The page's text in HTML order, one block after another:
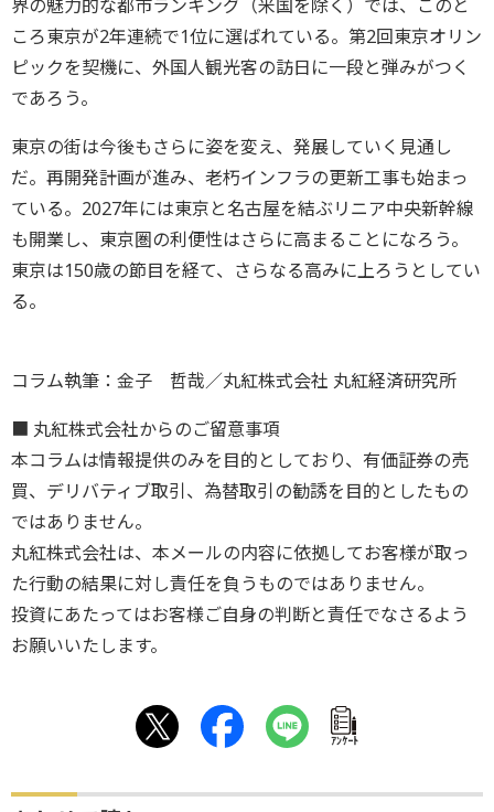
界の魅力的な都市ランキング（米国を除く）では、このと
ころ東京が2年連続で1位に選ばれている。第2回東京オリン
ピックを契機に、外国人観光客の訪日に一段と弾みがつく
であろう。
東京の街は今後もさらに姿を変え、発展していく見通し
だ。再開発計画が進み、老朽インフラの更新工事も始まっ
ている。2027年には東京と名古屋を結ぶリニア中央新幹線
も開業し、東京圏の利便性はさらに高まることになろう。
東京は150歳の節目を経て、さらなる高みに上ろうとしてい
る。
コラム執筆：金子 哲哉／丸紅株式会社 丸紅経済研究所
■ 丸紅株式会社からのご留意事項
本コラムは情報提供のみを目的としており、有価証券の売
買、デリバティブ取引、為替取引の勧誘を目的としたもの
ではありません。
丸紅株式会社は、本メールの内容に依拠してお客様が取っ
た行動の結果に対し責任を負うものではありません。
投資にあたってはお客様ご自身の判断と責任でなさるよう
お願いいたします。
ｱﾝｹｰﾄ